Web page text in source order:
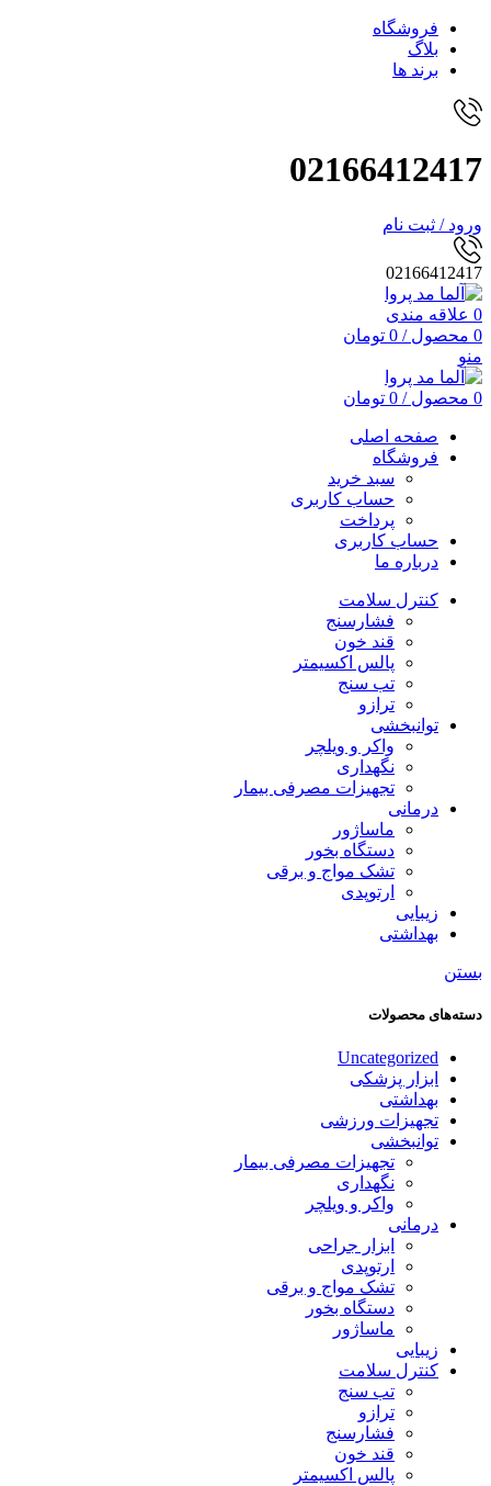
فروشگاه
بلاگ
برند ها
02166412417
ورود / ثبت نام
02166412417
0 علاقه مندی
0 محصول /
0 تومان
منو
0 محصول /
0 تومان
صفحه اصلی
فروشگاه
سبد خرید
حساب کاربری
پرداخت
حساب کاربری
درباره ما
کنترل سلامت
فشارسنج
قند خون
پالس اکسیمتر
تب سنج
ترازو
توانبخشی
واکر و ویلچر
نگهداری
تجهیزات مصرفی بیمار
درمانی
ماساژور
دستگاه بخور
تشک مواج و برقی
ارتوپدی
زیبایی
بهداشتی
بستن
دسته‌های محصولات
Uncategorized
ابزار پزشکی
بهداشتی
تجهیزات ورزشی
توانبخشی
تجهیزات مصرفی بیمار
نگهداری
واکر و ویلچر
درمانی
ابزار جراحی
ارتوپدی
تشک مواج و برقی
دستگاه بخور
ماساژور
زیبایی
کنترل سلامت
تب سنج
ترازو
فشارسنج
قند خون
پالس اکسیمتر